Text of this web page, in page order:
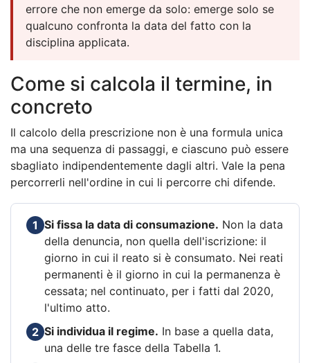
errore che non emerge da solo: emerge solo se
qualcuno confronta la data del fatto con la
disciplina applicata.
Come si calcola il termine, in
concreto
Il calcolo della prescrizione non è una formula unica
ma una sequenza di passaggi, e ciascuno può essere
sbagliato indipendentemente dagli altri. Vale la pena
percorrerli nell'ordine in cui li percorre chi difende.
1 Si fissa la data di consumazione. Non la data
della denuncia, non quella dell'iscrizione: il
giorno in cui il reato si è consumato. Nei reati
permanenti è il giorno in cui la permanenza è
cessata; nel continuato, per i fatti dal 2020,
l'ultimo atto.
2 Si individua il regime. In base a quella data,
una delle tre fasce della Tabella 1.